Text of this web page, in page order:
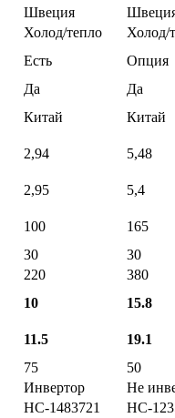
Швеция
Холод/тепло
Холод/
Есть
Опция
Да
Да
Китай
Китай
2,94
5,48
2,95
5,4
100
165
30
30
220
380
10
15.8
11.5
19.1
75
50
Инвертор
Не
НС-1483721
НС-